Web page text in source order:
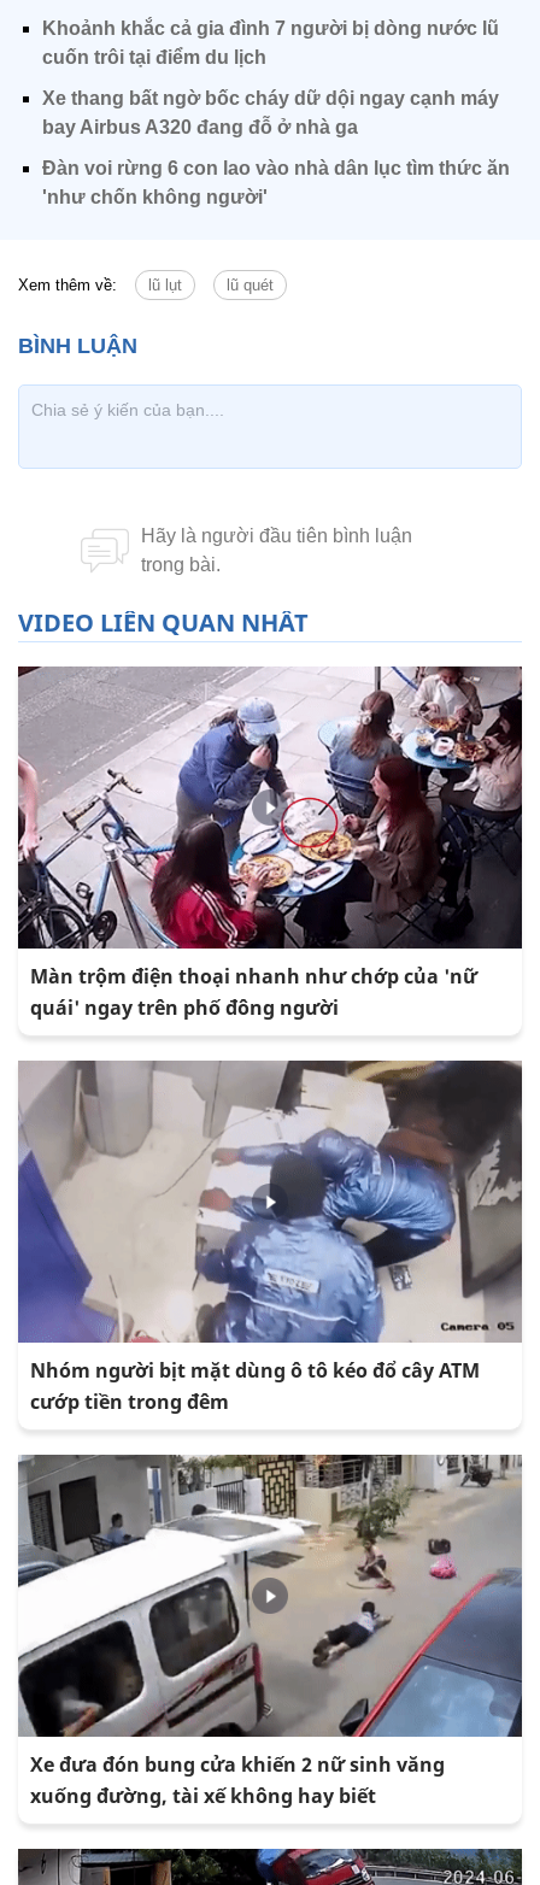
Khoảnh khắc cả gia đình 7 người bị dòng nước lũ
cuốn trôi tại điểm du lịch
Xe thang bất ngờ bốc cháy dữ dội ngay cạnh máy
bay Airbus A320 đang đỗ ở nhà ga
Đàn voi rừng 6 con lao vào nhà dân lục tìm thức ăn
'như chốn không người'
Xem thêm về: lũ lụt lũ quét
VIDEO LIÊN QUAN NHẤT
Màn trộm điện thoại nhanh như chớp của 'nữ
quái' ngay trên phố đông người
Nhóm người bịt mặt dùng ô tô kéo đổ cây ATM
cướp tiền trong đêm
Xe đưa đón bung cửa khiến 2 nữ sinh văng
xuống đường, tài xế không hay biết